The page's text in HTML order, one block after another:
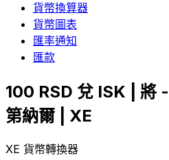
貨幣換算器
貨幣圖表
匯率通知
匯款
100 RSD 兌 ISK | 將
第納爾 | XE
XE 貨幣轉換器